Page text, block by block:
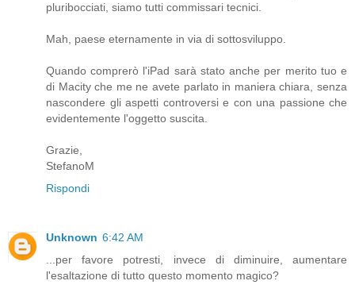
pluribocciati, siamo tutti commissari tecnici.
Mah, paese eternamente in via di sottosviluppo.
Quando comprerò l'iPad sarà stato anche per merito tuo e
di Macity che me ne avete parlato in maniera chiara, senza
nascondere gli aspetti controversi e con una passione che
evidentemente l'oggetto suscita.
Grazie,
StefanoM
Rispondi
Unknown 6:42 AM
...per favore potresti, invece di diminuire, aumentare
l'esaltazione di tutto questo momento magico?